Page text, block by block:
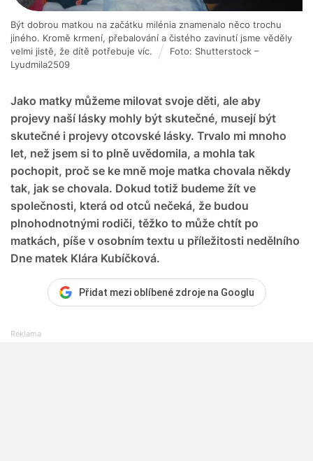
Jako matky můžeme milovat svoje děti, ale aby
projevy naší lásky mohly být skutečné, musejí být
skutečné i projevy otcovské lásky. Trvalo mi mnoho
let, než jsem si to plně uvědomila, a mohla tak
pochopit, proč se ke mně moje matka chovala někdy
tak, jak se chovala. Dokud totiž budeme žít ve
společnosti, která od otců nečeká, že budou
plnohodnotnými rodiči, těžko to může chtít po
matkách, píše v osobním textu u příležitosti nedělního
Dne matek Klára Kubíčková.
Být dobrou matkou na začátku milénia znamenalo něco trochu
jiného. Kromě krmení, přebalování a čistého zavinutí jsme věděly
velmi jistě, že dítě potřebuje víc.
Foto: Shutterstock –
Lyudmila2509
Přidat mezi oblíbené zdroje na Googlu